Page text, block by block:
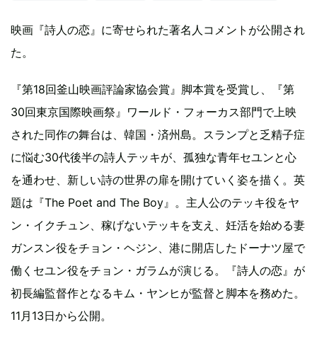
映画『詩人の恋』に寄せられた著名人コメントが公開され
た。
『第18回釜山映画評論家協会賞』脚本賞を受賞し、『第
30回東京国際映画祭』ワールド・フォーカス部門で上映
された同作の舞台は、韓国・済州島。スランプと乏精子症
に悩む30代後半の詩人テッキが、孤独な青年セユンと心
を通わせ、新しい詩の世界の扉を開けていく姿を描く。英
題は『The Poet and The Boy』。主人公のテッキ役をヤ
ン・イクチュン、稼げないテッキを支え、妊活を始める妻
ガンスン役をチョン・ヘジン、港に開店したドーナツ屋で
働くセユン役をチョン・ガラムが演じる。『詩人の恋』が
初長編監督作となるキム・ヤンヒが監督と脚本を務めた。
11月13日から公開。